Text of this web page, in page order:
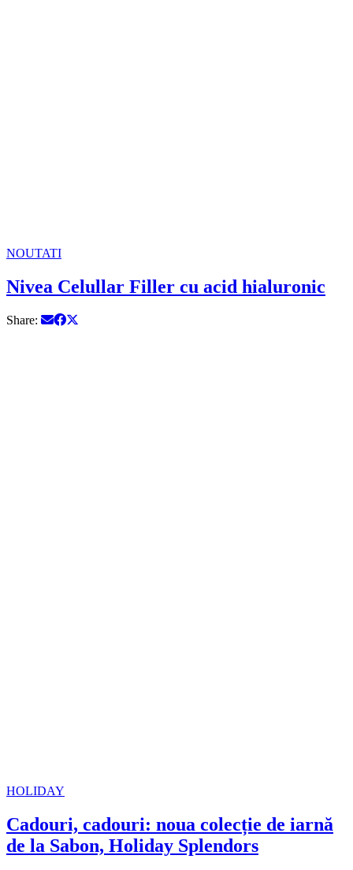
NOUTATI
Nivea Celullar Filler cu acid hialuronic
Share:
HOLIDAY
Cadouri, cadouri: noua colecție de iarnă
de la Sabon, Holiday Splendors